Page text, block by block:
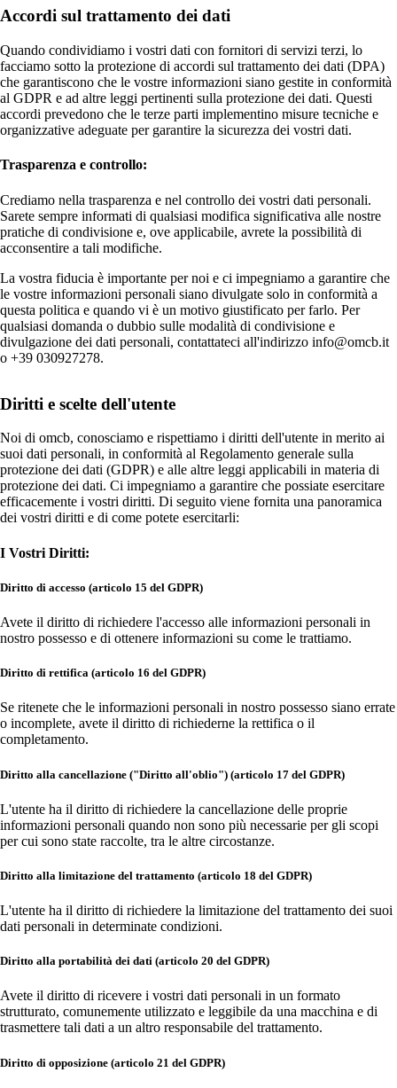
Accordi sul trattamento dei dati
Quando condividiamo i vostri dati con fornitori di servizi terzi, lo
facciamo sotto la protezione di accordi sul trattamento dei dati (DPA)
che garantiscono che le vostre informazioni siano gestite in conformità
al GDPR e ad altre leggi pertinenti sulla protezione dei dati. Questi
accordi prevedono che le terze parti implementino misure tecniche e
organizzative adeguate per garantire la sicurezza dei vostri dati.
Trasparenza e controllo:
Crediamo nella trasparenza e nel controllo dei vostri dati personali.
Sarete sempre informati di qualsiasi modifica significativa alle nostre
pratiche di condivisione e, ove applicabile, avrete la possibilità di
acconsentire a tali modifiche.
La vostra fiducia è importante per noi e ci impegniamo a garantire che
le vostre informazioni personali siano divulgate solo in conformità a
questa politica e quando vi è un motivo giustificato per farlo. Per
qualsiasi domanda o dubbio sulle modalità di condivisione e
divulgazione dei dati personali, contattateci all'indirizzo info@omcb.it
o +39 030927278.
Diritti e scelte dell'utente
Noi di omcb, conosciamo e rispettiamo i diritti dell'utente in merito ai
suoi dati personali, in conformità al Regolamento generale sulla
protezione dei dati (GDPR) e alle altre leggi applicabili in materia di
protezione dei dati. Ci impegniamo a garantire che possiate esercitare
efficacemente i vostri diritti. Di seguito viene fornita una panoramica
dei vostri diritti e di come potete esercitarli:
I Vostri Diritti:
Diritto di accesso (articolo 15 del GDPR)
Avete il diritto di richiedere l'accesso alle informazioni personali in
nostro possesso e di ottenere informazioni su come le trattiamo.
Diritto di rettifica (articolo 16 del GDPR)
Se ritenete che le informazioni personali in nostro possesso siano errate
o incomplete, avete il diritto di richiederne la rettifica o il
completamento.
Diritto alla cancellazione ("Diritto all'oblio") (articolo 17 del GDPR)
L'utente ha il diritto di richiedere la cancellazione delle proprie
informazioni personali quando non sono più necessarie per gli scopi
per cui sono state raccolte, tra le altre circostanze.
Diritto alla limitazione del trattamento (articolo 18 del GDPR)
L'utente ha il diritto di richiedere la limitazione del trattamento dei suoi
dati personali in determinate condizioni.
Diritto alla portabilità dei dati (articolo 20 del GDPR)
Avete il diritto di ricevere i vostri dati personali in un formato
strutturato, comunemente utilizzato e leggibile da una macchina e di
trasmettere tali dati a un altro responsabile del trattamento.
Diritto di opposizione (articolo 21 del GDPR)